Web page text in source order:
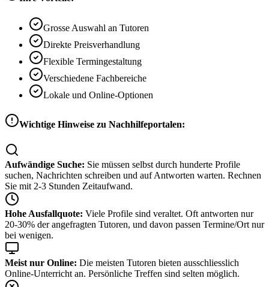
Grosse Auswahl an Tutoren
Direkte Preisverhandlung
Flexible Termingestaltung
Verschiedene Fachbereiche
Lokale und Online-Optionen
Wichtige Hinweise zu Nachhilfeportalen:
Aufwändige Suche: Sie müssen selbst durch hunderte Profile
suchen, Nachrichten schreiben und auf Antworten warten. Rechnen
Sie mit 2-3 Stunden Zeitaufwand.
Hohe Ausfallquote: Viele Profile sind veraltet. Oft antworten nur
20-30% der angefragten Tutoren, und davon passen Termine/Ort nur
bei wenigen.
Meist nur Online: Die meisten Tutoren bieten ausschliesslich
Online-Unterricht an. Persönliche Treffen sind selten möglich.